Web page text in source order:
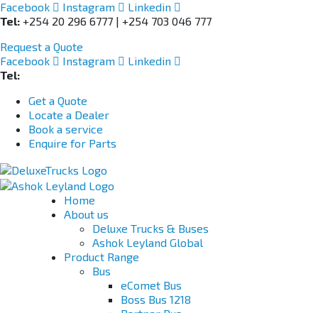
Facebook Instagram
Linkedin
Tel: +254 20 296 6777 | +254 703 046 777
Request a Quote
Facebook
Instagram
Linkedin
Tel:
Get a Quote
Locate a Dealer
Book a service
Enquire for Parts
Home
About us
Deluxe Trucks & Buses
Ashok Leyland Global
Product Range
Bus
eComet Bus
Boss Bus 1218